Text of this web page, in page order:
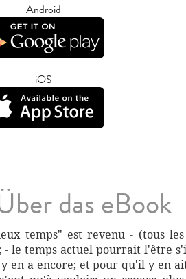
Android
iOS
das eBook
temps" est revenu - (tous les
- le temps actuel pourrait l'être
y en a encore; et pour qu'il y en